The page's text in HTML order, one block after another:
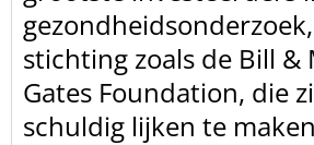
stichting zoals de Bill &
Gates Foundation, die
schuldig lijken te maken